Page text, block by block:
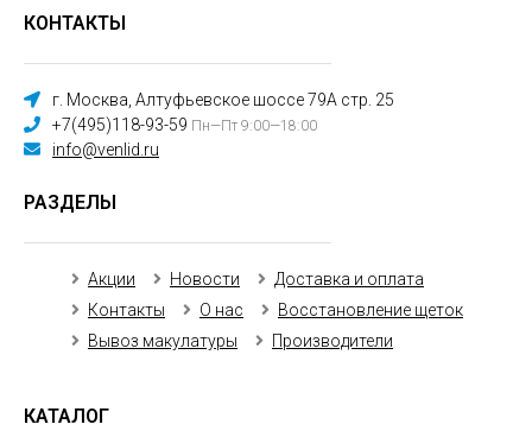
КОНТАКТЫ
г. Москва, Алтуфьевское шоссе 79А стр. 25
+7(495)118-93-59 Пн—Пт 9:00—18:00
info@venlid.ru
РАЗДЕЛЫ
Акции Новости
Доставка и оплата
Контакты
О нас
Восстановление щеток
Вывоз макулатуры
Производители
КАТАЛОГ